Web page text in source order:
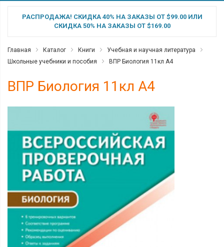
РАСПРОДАЖА! СКИДКА 40% НА ЗАКАЗЫ ОТ $99.00 ИЛИ
СКИДКА 50% НА ЗАКАЗЫ ОТ $169.00
Главная Каталог Книги
Учебная и научная литература
Школьные учебники и пособия
ВПР Биология 11кл А4
ВПР Биология 11кл А4